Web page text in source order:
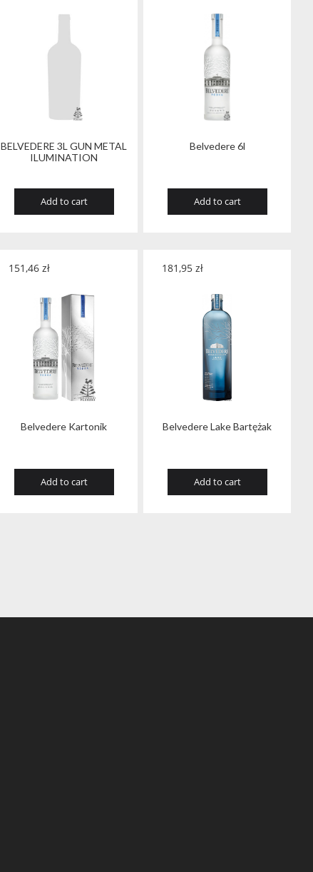
BELVEDERE 3L GUN METAL
ILUMINATION
Add to cart
Belvedere 6l
Add to cart
Belvedere Kartonik
151,46zł
Add to cart
Belvedere Lake Bartężak
181,95zł
Add to cart